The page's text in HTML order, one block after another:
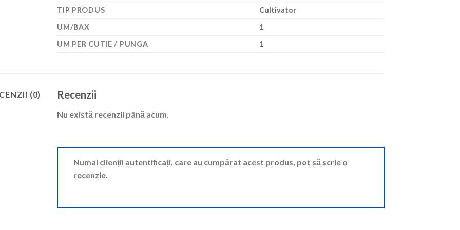
TIP PRODUS
Cultivator
UM/BAX
1
UM PER CUTIE / PUNGA
1
(0) Recenzii
Nu există recenzii până acum.
Numai clienții autentificați, care au cumpărat acest produs, pot să scrie o
recenzie.